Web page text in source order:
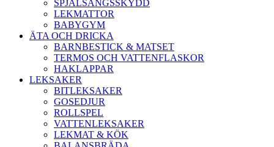
SPJÄLSÄNGSSKYDD
LEKMATTOR
BABYGYM
ÄTA OCH DRICKA
BARNBESTICK & MATSET
TERMOS OCH VATTENFLASKOR
HAKLAPPAR
LEKSAKER
BITLEKSAKER
GOSEDJUR
ROLLSPEL
VATTENLEKSAKER
LEKMAT & KÖK